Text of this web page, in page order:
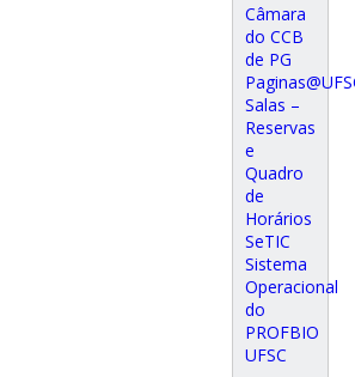
Câmara
do CCB
de PG
Salas –
Reservas
e
Quadro
de
Horários
SeTIC
Sistema
Operacional
do
PROFBIO
UFSC